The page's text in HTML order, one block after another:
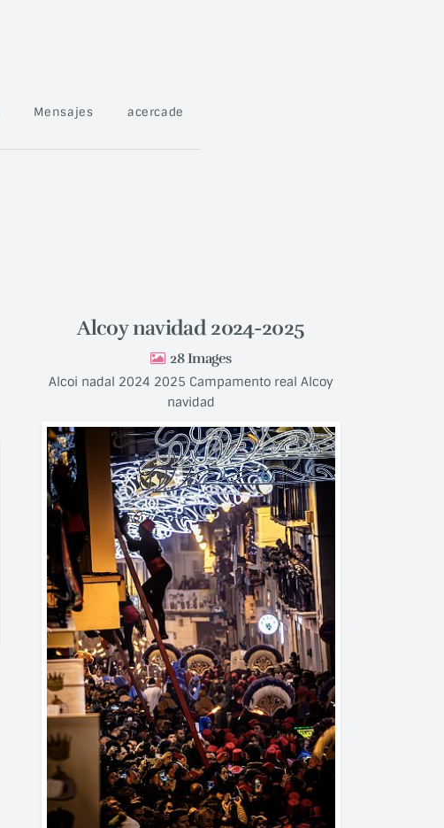
Mensajes acercade
Alcoy navidad 2024-2025
28
Alcoi nadal 2024 2025 Campamento real Alcoy
navidad